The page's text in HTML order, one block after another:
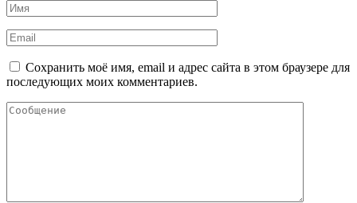
Сохранить моё имя, email и адрес сайта в этом браузере для
последующих моих комментариев.